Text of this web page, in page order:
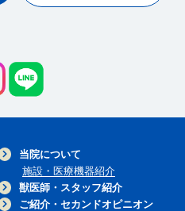
当院について
施設・医療機器紹介
獣医師・スタッフ紹介
ご紹介・セカンドオピニオン